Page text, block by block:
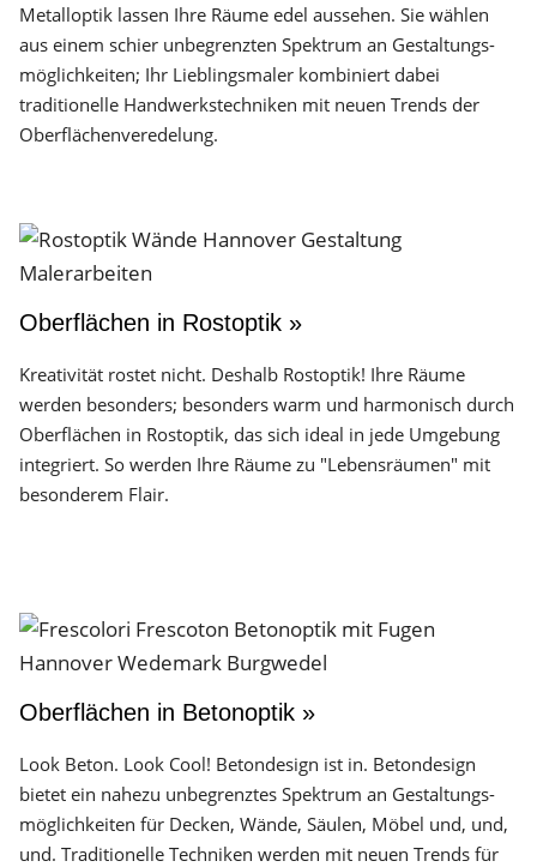
Metalloptik lassen Ihre Räume edel aussehen. Sie wählen
aus einem schier unbegrenzten Spektrum an Gestaltungs­
möglichkeiten; Ihr Lieblingsmaler kombiniert dabei
traditionelle Handwerks­techniken mit neuen Trends der
Oberflächen­veredelung.
Oberflächen in Rostoptik »
Kreativität rostet nicht. Deshalb Rostoptik! Ihre Räume
werden besonders; besonders warm und harmonisch durch
Oberflächen in Rostoptik, das sich ideal in jede Umgebung
integriert. So werden Ihre Räume zu "Lebensräumen" mit
besonderem Flair.
Oberflächen in Betonoptik »
Look Beton. Look Cool! Betondesign ist in. Betondesign
bietet ein nahezu unbegrenztes Spektrum an Gestaltungs­
möglichkeiten für Decken, Wände, Säulen, Möbel und, und,
und. Traditionelle Techniken werden mit neuen Trends für